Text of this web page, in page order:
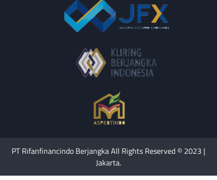
PT Rifanfinancindo Berjangka All Rights Reserved © 2023 |
Jakarta.